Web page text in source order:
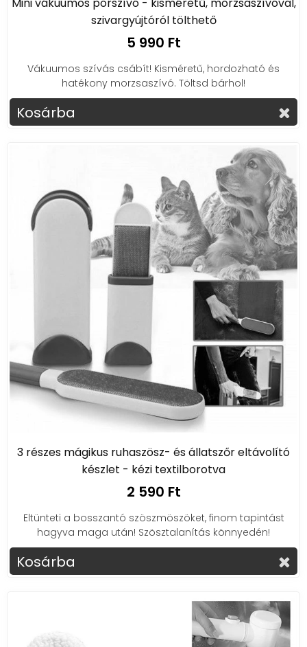
szivargyújtóról tölthető
5 990 Ft
Vákuumos szívás csábít! Kisméretű, hordozható és
hatékony morzsaszívó. Töltsd bárhol!
Kosárba
3 részes mágikus ruhaszösz- és állatszőr eltávolító
készlet - kézi textilborotva
2 590 Ft
Eltünteti a bosszantó szöszmöszöket, finom tapintást
hagyva maga után! Szösztalanítás könnyedén!
Kosárba